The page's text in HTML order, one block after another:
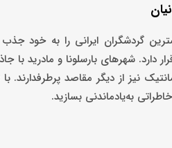
گردشگران ایرانی را به
دارد. شهرهای بارسلونا و مادرید
نیز از دیگر مقاصد
به‌یادماندنی بسازید.